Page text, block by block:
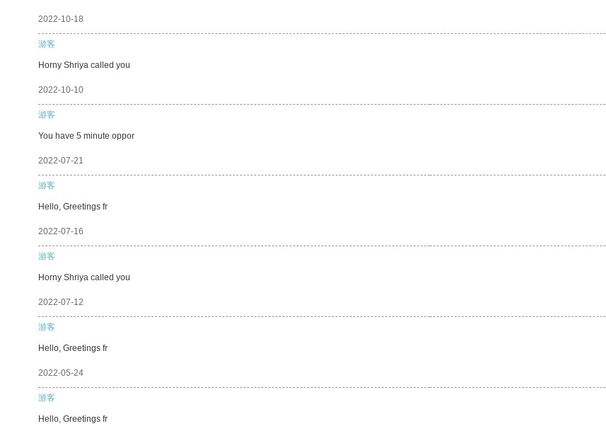
2022-10-18
游客
Horny Shriya called you
2022-10-10
游客
You have 5 minute oppor
2022-07-21
游客
Hello, Greetings fr
2022-07-16
游客
Horny Shriya called you
2022-07-12
游客
Hello, Greetings fr
2022-05-24
游客
Hello, Greetings fr